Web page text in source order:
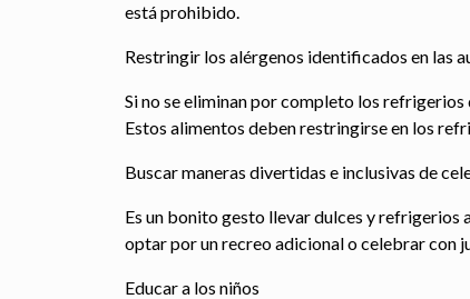
está prohibido.
Restringir los alérgenos identificados en las
Si no se eliminan por completo los refrigerios
Estos alimentos deben restringirse en los
Buscar maneras divertidas e inclusivas de
Es un bonito gesto llevar dulces y refrigerios
optar por un recreo adicional o celebrar con
Educar a los niños